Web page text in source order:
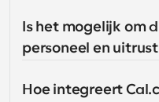
Is het mogelijk om
personeel en
Hoe integreert